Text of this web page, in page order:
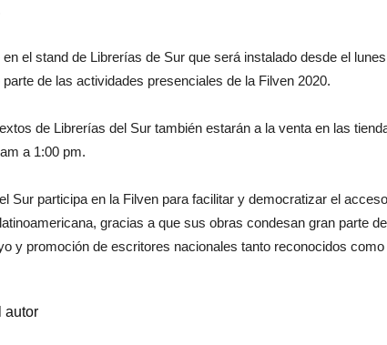
el stand de Librerías de Sur que será instalado desde el
de las actividades presenciales de la Filven 2020.
de Librerías del Sur también estarán a la venta en las
a 1:00 pm.
Sur participa en la Filven para facilitar y democratizar el
gracias a que sus obras condesan gran parte
y promoción de escritores nacionales tanto reconocidos
autor